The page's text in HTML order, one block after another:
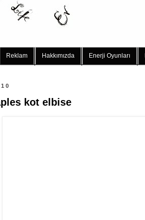
Reklam Hakkımızda Enerji Oyunları
kot elbise